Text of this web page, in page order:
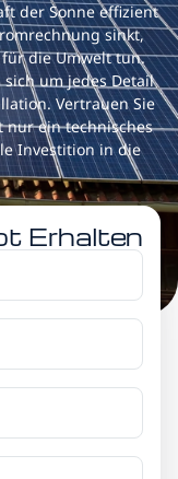
der Sonne effizient
sinkt,
die Umwelt tun.
um jedes Detail
Vertrauen Sie
nur ein technisches
Investition in die
Erhalten